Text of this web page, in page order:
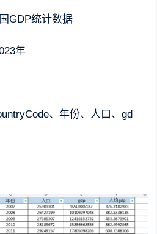
GDP统计数据
年
、年份、人口、gd